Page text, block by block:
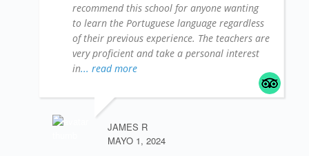
recommend this school for anyone wanting
to learn the Portuguese language regardless
of their previous experience. The teachers are
very proficient and take a personal interest
in... read more
JAMES R
MAYO 1, 2024